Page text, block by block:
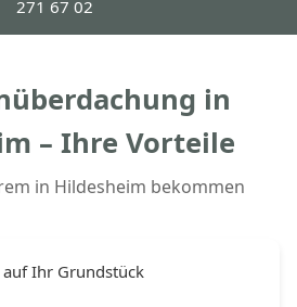
271 67 02
in
– Ihre Vorteile
in Hildesheim bekommen
Ihr Grundstück